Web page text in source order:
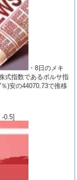
・8日のメキ
式指数であるボルサ指
)安の44070.73で推移
0.5]